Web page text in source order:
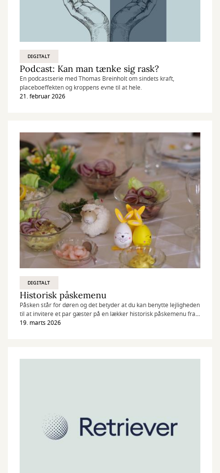
DIGITALT
Podcast: Kan man tænke sig rask?
En podcastserie med Thomas Breinholt om sindets kraft,
placeboeffekten og kroppens evne til at hele.
21. februar 2026
DIGITALT
Historisk påskemenu
Påsken står for døren og det betyder at du kan benytte lejligheden
til at invitere et par gæster på en lækker historisk påskemenu fra
Hjemmet og Familiejournalen fra 1960'erne.
19. marts 2026